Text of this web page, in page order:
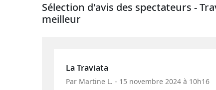
Sélection d'avis des spectateurs -
meilleur
La Traviata
Par Martine L. - 15 novembre 2024 à 10h16